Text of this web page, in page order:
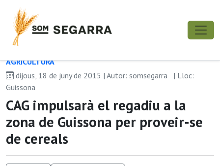
AGRICULTURA
dijous, 18 de juny de 2015 | Autor: somsegarra
| Lloc:
Guissona
CAG impulsarà el regadiu a la
zona de Guissona per proveir-se
de cereals